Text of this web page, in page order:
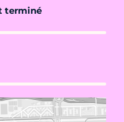
terminé